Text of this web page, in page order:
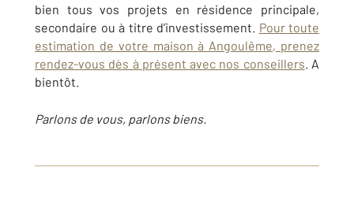
bien tous vos projets en résidence principale,
secondaire ou à titre d’investissement. Pour toute
estimation de votre maison à Angoulême, prenez
rendez-vous dès à présent avec nos conseillers. A
bientôt.
Parlons de vous, parlons biens.